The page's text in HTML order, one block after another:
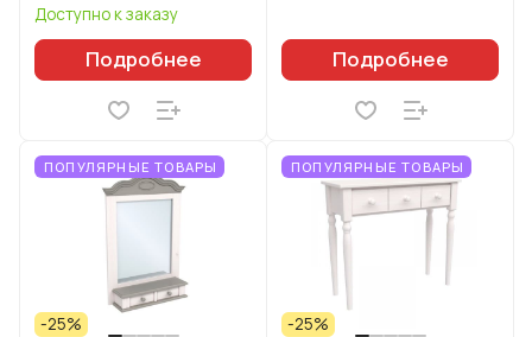
Доступно к заказу
Подробнее Подробнее
ПОПУЛЯРНЫЕ ТОВАРЫ
-25%
ПОПУЛЯРНЫЕ ТОВАРЫ
-25%